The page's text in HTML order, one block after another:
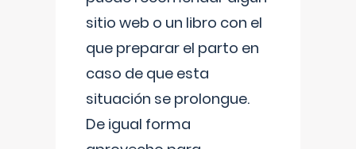
sitio web o un libro con el
que preparar el parto en
caso de que esta
situación se prolongue.
De igual forma